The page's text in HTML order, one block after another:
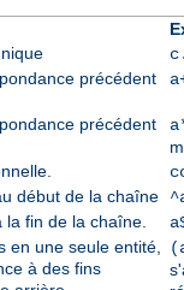
précédent
précédent
début de la chaîne
la fin de la chaîne.
en une seule entité,
à des fins